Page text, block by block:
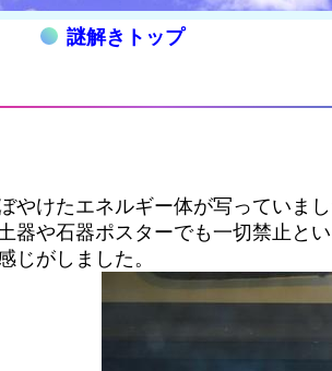
謎解きトップ
やけたエネルギー体が写っていまし
器や石器ポスターでも一切禁止と
じがしました。